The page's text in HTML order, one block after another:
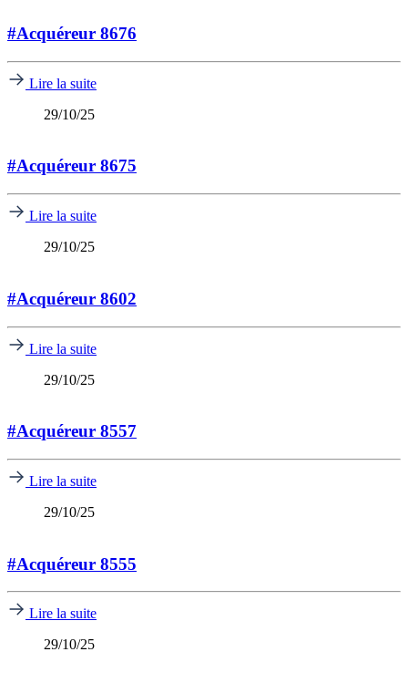
#Acquéreur 8676
Lire la suite
29/10/25
#Acquéreur 8675
Lire la suite
29/10/25
#Acquéreur 8602
Lire la suite
29/10/25
#Acquéreur 8557
Lire la suite
29/10/25
#Acquéreur 8555
Lire la suite
29/10/25